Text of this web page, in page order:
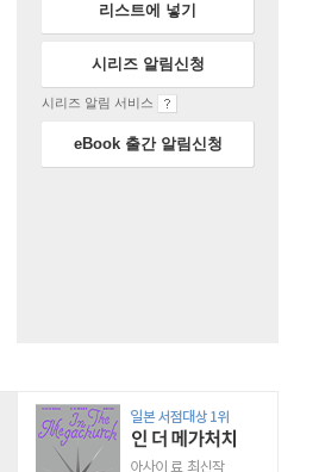
리스트에 넣기
시리즈 알림신청
시리즈 알림 서비스
eBook 출간 알림신청